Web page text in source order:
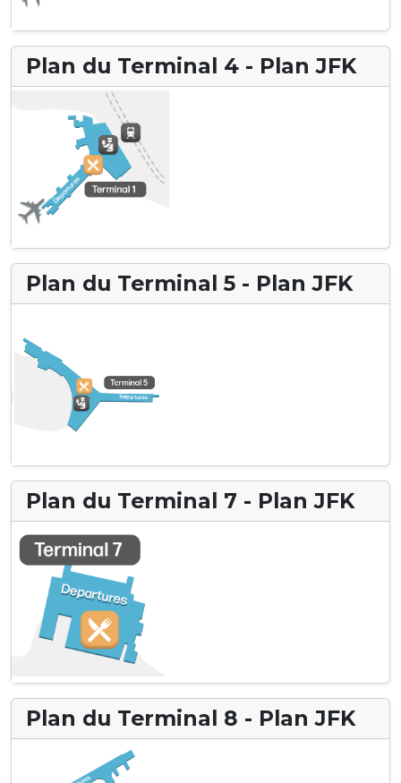
Plan du Terminal 4 - Plan JFK
Plan du Terminal 5 - Plan JFK
Plan du Terminal 7 - Plan JFK
Plan du Terminal 8 - Plan JFK